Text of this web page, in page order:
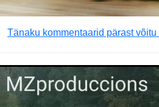
Tänaku kommentaarid pärast